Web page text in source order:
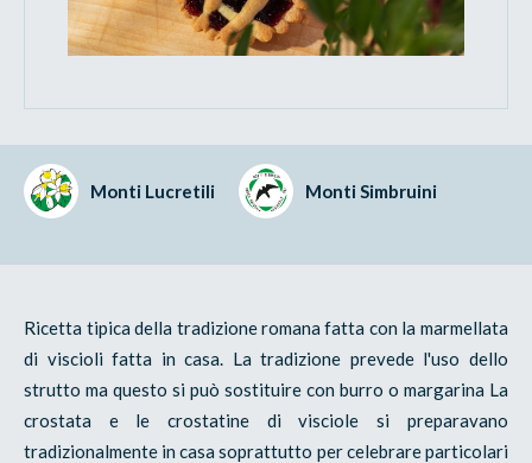
Monti Lucretili Monti Simbruini
Ricetta tipica della tradizione romana fatta con la marmellata
di viscioli fatta in casa. La tradizione prevede l'uso dello
strutto ma questo si può sostituire con burro o margarina La
crostata e le crostatine di visciole si preparavano
tradizionalmente in casa soprattutto per celebrare particolari